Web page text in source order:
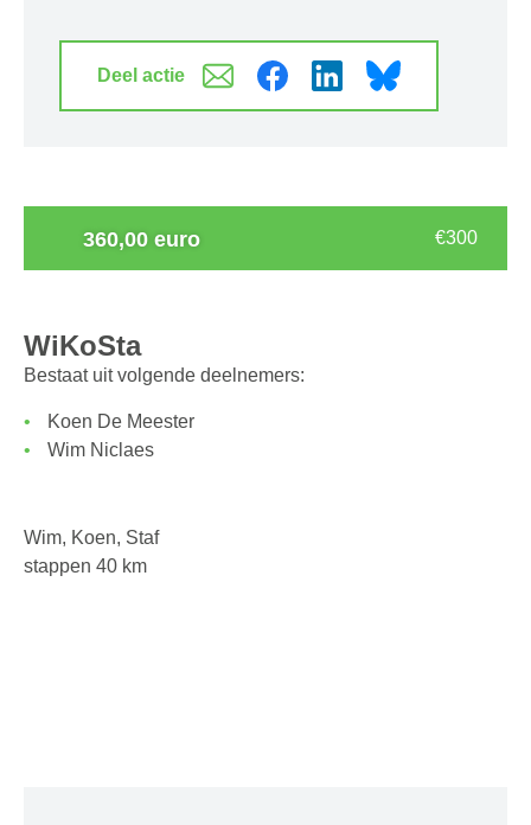
Deel actie
360,00 euro €300
WiKoSta
Bestaat uit volgende deelnemers:
Koen De Meester
Wim Niclaes
Wim, Koen, Staf
stappen 40 km